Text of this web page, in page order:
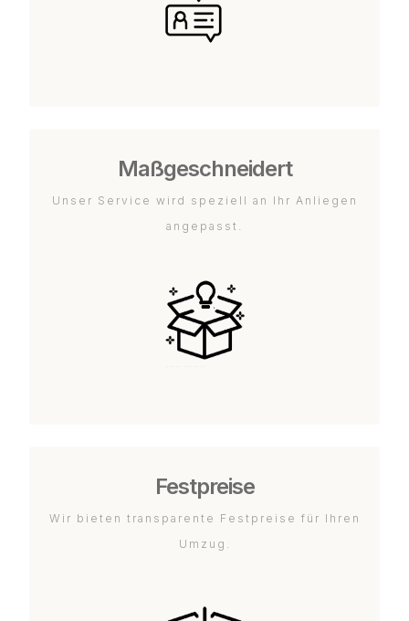
Maßgeschneidert
Unser Service wird speziell an Ihr Anliegen
angepasst.
Festpreise
Wir bieten transparente Festpreise für Ihren
Umzug.